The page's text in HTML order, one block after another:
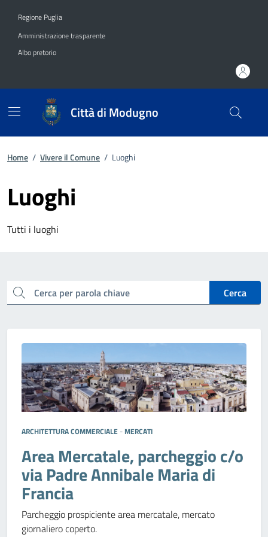
Regione Puglia
Amministrazione trasparente
Albo pretorio
Città di Modugno
Home / Vivere il Comune / Luoghi
Luoghi
Tutti i luoghi
cerca Cerca
ARCHITETTURA COMMERCIALE - MERCATI
Area Mercatale, parcheggio c/o
via Padre Annibale Maria di
Francia
Parcheggio prospiciente area mercatale, mercato
giornaliero coperto.